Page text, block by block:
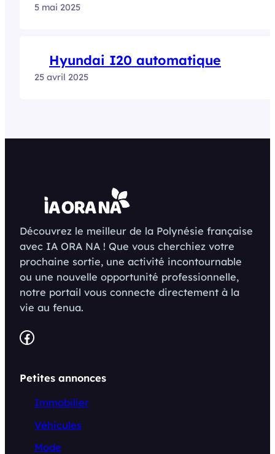
5 mai 2025
Hyundai I20 automatique
25 avril 2025
Découvrez le meilleur de la Polynésie française
avec IA ORA NA ! Que vous cherchiez votre
prochaine sortie, une activité incontournable
ou une nouvelle opportunité professionnelle,
notre portail vous connecte directement à la
vie au fenua.
Facebook
Petites annonces
Immobilier
Véhicules
Mode